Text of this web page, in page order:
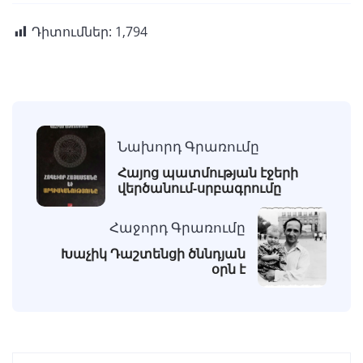
Դիտումներ: 1,794
Նախորդ Գրառումը
Հայոց պատմության էջերի
վերծանում-սրբագրումը
Հաջորդ Գրառումը
Խաչիկ Դաշտենցի ծննդյան
օրն է